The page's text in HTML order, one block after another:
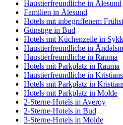
Haustierfreundliche in Ålesund
Familien in Ålesund
Hotels mit inbegriffenem
Günstige in Bud
Hotels mit Küchenzeile in
Haustierfreundliche in
Haustierfreundliche in Rauma
Hotels mit Parkplatz in Rauma
Haustierfreundliche in
Hotels mit Parkplatz in
Hotels mit Parkplatz in Molde
2-Sterne-Hotels in Averoy
2-Sterne-Hotels in Bud
3-Sterne-Hotels in Molde